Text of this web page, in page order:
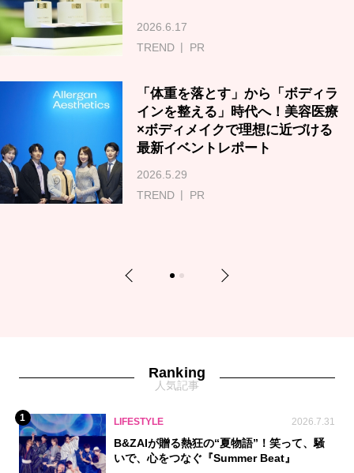
2026.6.17
TREND
PR
「体重を落とす」から「ボディラ
インを整える」時代へ！美容医療
×ボディメイクで理想に近づける
最新イベントレポート
2026.5.29
TREND
PR
Previous 1 2 Next
Ranking
人気記事
1 LIFESTYLE 2026.7.31
B&ZAIが贈る熱狂の“夏物語”！笑って、騒
いで、心をつなぐ『Summer Beat』